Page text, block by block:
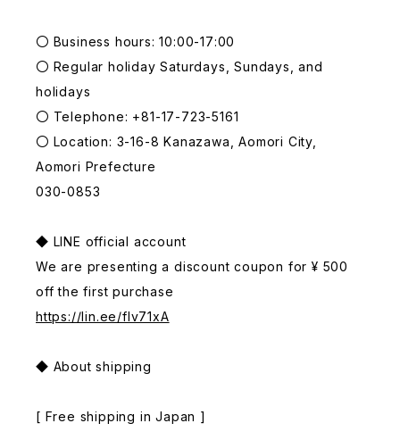
〇 Business hours: 10:00-17:00
〇 Regular holiday Saturdays, Sundays, and
holidays
〇 Telephone: +81-17-723-5161
〇 Location: 3-16-8 Kanazawa, Aomori City,
Aomori Prefecture
030-0853
◆ LINE official account
We are presenting a discount coupon for ¥ 500
off the first purchase
https://lin.ee/fIv71xA
◆ About shipping
[ Free shipping in Japan ]